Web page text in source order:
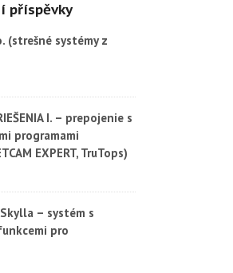
příspěvky
(strešné systémy z
I. – prepojenie s
programami
EXPERT, TruTops)
– systém s
pro